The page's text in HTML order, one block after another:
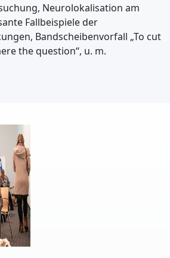
Neurolokalisation am
Fallbeispiele der
Bandscheibenvorfall „To cut
the question“, u. m.